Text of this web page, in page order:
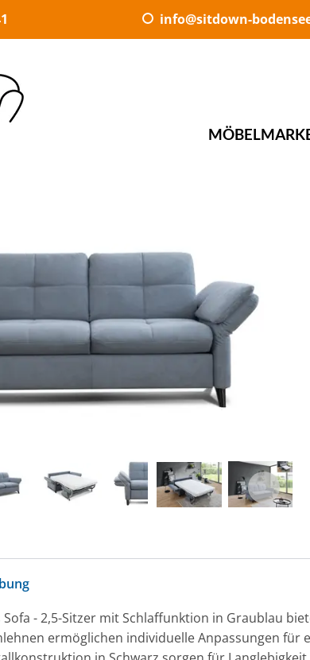
info@sitdown-
MÖBEL
Sofa - 2,5-Sitzer mit Schlaffunktion in Graublau
ermöglichen individuelle Anpassungen